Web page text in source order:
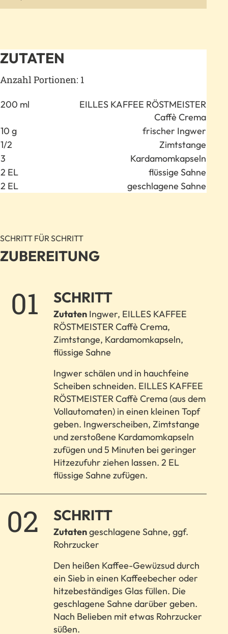
ZUTATEN
Anzahl Portionen: 1
Anzahl
200 ml
EILLES KAFFEE RÖSTMEISTER
Caffè Crema
10 g
frischer Ingwer
1/2
Zimtstange
3
Kardamomkapseln
2 EL
flüssige Sahne
2 EL
geschlagene Sahne
SCHRITT FÜR SCHRITT
ZUBEREITUNG
1.
SCHRITT
Zutaten Ingwer, EILLES KAFFEE
RÖSTMEISTER Caffè Crema,
Zimtstange, Kardamomkapseln,
flüssige Sahne
Ingwer schälen und in hauchfeine
Scheiben schneiden. EILLES KAFFEE
RÖSTMEISTER Caffè Crema (aus dem
Vollautomaten) in einen kleinen Topf
geben. Ingwerscheiben, Zimtstange
und zerstoßene Kardamomkapseln
zufügen und 5 Minuten bei geringer
Hitzezufuhr ziehen lassen. 2 EL
flüssige Sahne zufügen.​
2.
SCHRITT
Zutatengeschlagene Sahne, ggf.
Rohrzucker
Den heißen Kaffee-Gewüzsud durch
ein Sieb in einen Kaffeebecher oder
hitzebeständiges Glas füllen. Die
geschlagene Sahne darüber geben.
Nach Belieben mit etwas Rohrzucker
süßen.